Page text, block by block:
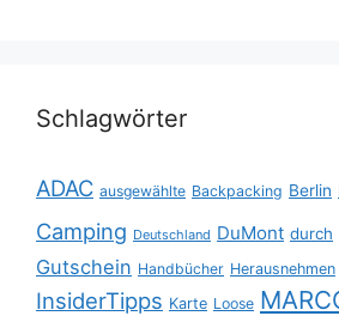
Schlagwörter
ADAC ausgewählte Backpacking Berlin
Camping Deutschland DuMont durch
Gutschein Handbücher Herausnehmen
InsiderTipps Karte Loose